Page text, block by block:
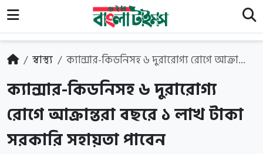
স্বাস্থ্য ক্যান্সার-কিডনিসহ ৬ দুরারোগ্য রোগে আক্রা...
ক্যান্সার-কিডনিসহ ৬ দুরারোগ্য
রোগে আক্রান্তরা বছরে ১ লাখ টাকা
সরকারি সহায়তা পাবেন